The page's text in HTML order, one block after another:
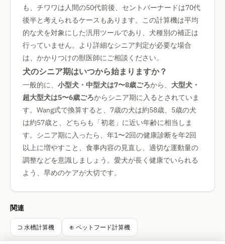
も、チワワは人間の50代前後、セントバーナードは70代
後半と考えられるケースもあります。この計算機は平均
的な犬を対象にした汎用ツールであり、犬種別の補正は
行っていません。より詳細なシニア判定が必要な場合
は、かかりつけの獣医師にご相談ください。
犬のシニア期はいつから始まりますか？
一般的に、 小型犬・中型犬は7〜8歳ごろから、 大型犬・
超大型犬は5〜6歳ごろからシニア期に入るとされていま
す。Wang式で換算すると、7歳の犬は約58歳、5歳の犬
は約57歳と、どちらも「初老」に近い年齢に相当しま
す。シニア期に入ったら、年1〜2回の健康診断を年2回
以上に増やすこと、食事内容の見直し、適切な運動量の
調整などを意識しましょう。愛犬が長く健康でいられる
よう、早めのケアが大切です。
関連
⊃ 水槽計算機 ⊕ ペットフード計算機